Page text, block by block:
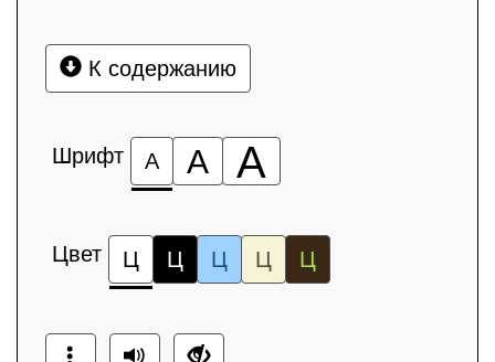
К содержанию
Шрифт А А А
Цвет Ц Ц Ц Ц Ц